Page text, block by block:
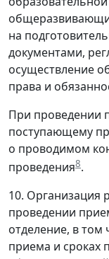
на
документами,
осуществление
права и
При проведении
поступающему
о проводимом
проведения8.
10.
проведении
отделение, в том
приема и сроках